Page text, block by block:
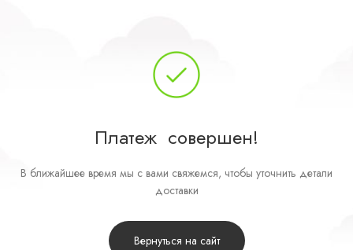
Платеж совершен!
В ближайшее время мы с вами свяжемся, чтобы уточнить детали
доставки
Вернуться на сайт